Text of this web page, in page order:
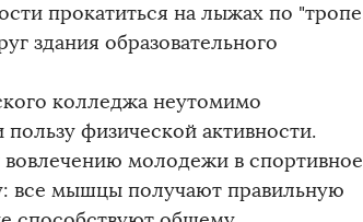
прокатиться на лыжах по "тропе
здания образовательного
колледжа неутомимо
физической активности.
вовлечению молодежи в спортивное
все мышцы получают правильную